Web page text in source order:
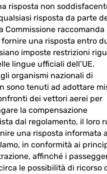
risposta non
risposta da parte
Commissione raccomanda
una risposta entro
imposte restrizioni
lingue ufficiali dell’UE.
organismi nazionali di
sono tenuti ad adottare
dei vettori aerei per
la compensazione
dal regolamento, il loro
una risposta informata
in conformità ai
affinché i
le possibilità di ricorso